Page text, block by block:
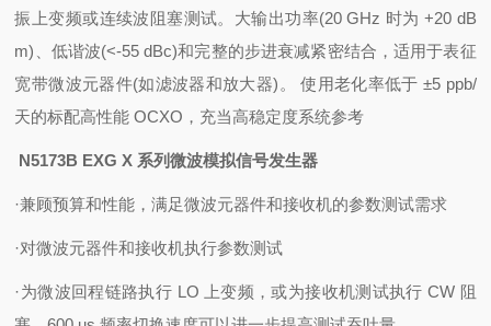
振上变频或连续波阻塞测试。大输出功率(20 GHz 时为 +20 dB
m)、低谐波(<-55 dBc)和完整的步进衰减紧密结合，适用于表征
宽带微波元器件(如滤波器和放大器)。 使用老化率低于 ±5 ppb/
天的标配高性能 OCXO，充当高稳定度系统参考
N5173B EXG X 系列微波模拟信号发生器
·兼顾预算和性能，满足微波元器件和接收机的参数测试需求
·对微波元器件和接收机执行参数测试
·为微波回程链路执行 LO 上变频，或为接收机测试执行 CW 阻